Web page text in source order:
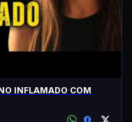
INFLAMADO COM